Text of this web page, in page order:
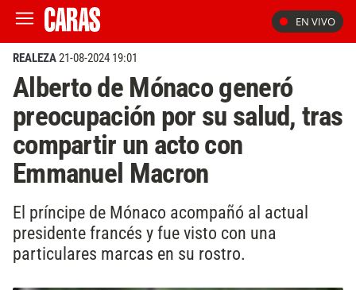
EN VIVO
REALEZA21-08-2024 19:01
Alberto de Mónaco generó
preocupación por su salud, tras
compartir un acto con
Emmanuel Macron
El príncipe de Mónaco acompañó al actual
presidente francés y fue visto con una
particulares marcas en su rostro.